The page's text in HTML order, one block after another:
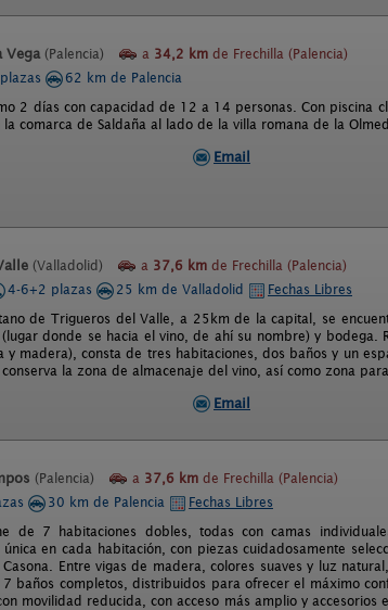
Vega (Palencia) a 34,2 km de Frechilla (Palencia)
62 km de Palencia
2 días con capacidad de 12 a 14 personas. Con piscina
comarca de Saldaña al lado de la villa romana de la
Email
(Valladolid) a 37,6 km de Frechilla (Palencia)
4-6+2 plazas 25 km de Valladolid
Fechas Libres
de Trigueros del Valle, a 25km de la capital, se
donde se hacia el vino, de ahí su nombre) y bodega.
madera), consta de tres habitaciones, dos baños y un
la zona de almacenaje del vino, así como zona
Email
(Palencia) a 37,6 km de Frechilla (Palencia)
30 km de Palencia
Fechas Libres
de 7 habitaciones dobles, todas con camas
en cada habitación, con piezas cuidadosamente
Entre vigas de madera, colores suaves y luz
baños completos, distribuidos para ofrecer el máximo
movilidad reducida, con acceso más amplio y accesorios